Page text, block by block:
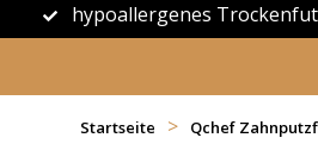
hypoallergenes
Startseite > Qchef